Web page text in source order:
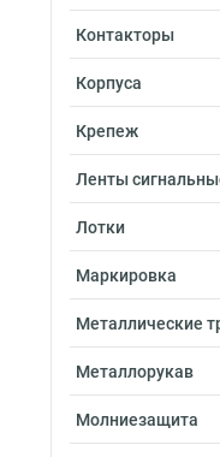
Контакторы
Корпуса
Крепеж
Ленты
Лотки
Маркировка
Металлические
Металлорукав
Молниезащита